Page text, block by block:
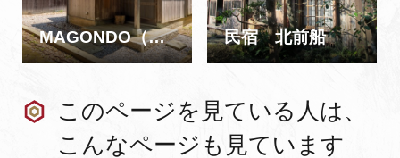
MAGONDO（MAGOICHI・MAGONI・MAGOSAN） 民宿 北前船
このページを見ている人は、
こんなページも見ています